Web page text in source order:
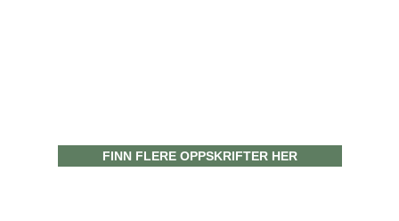
FINN FLERE OPPSKRIFTER HER